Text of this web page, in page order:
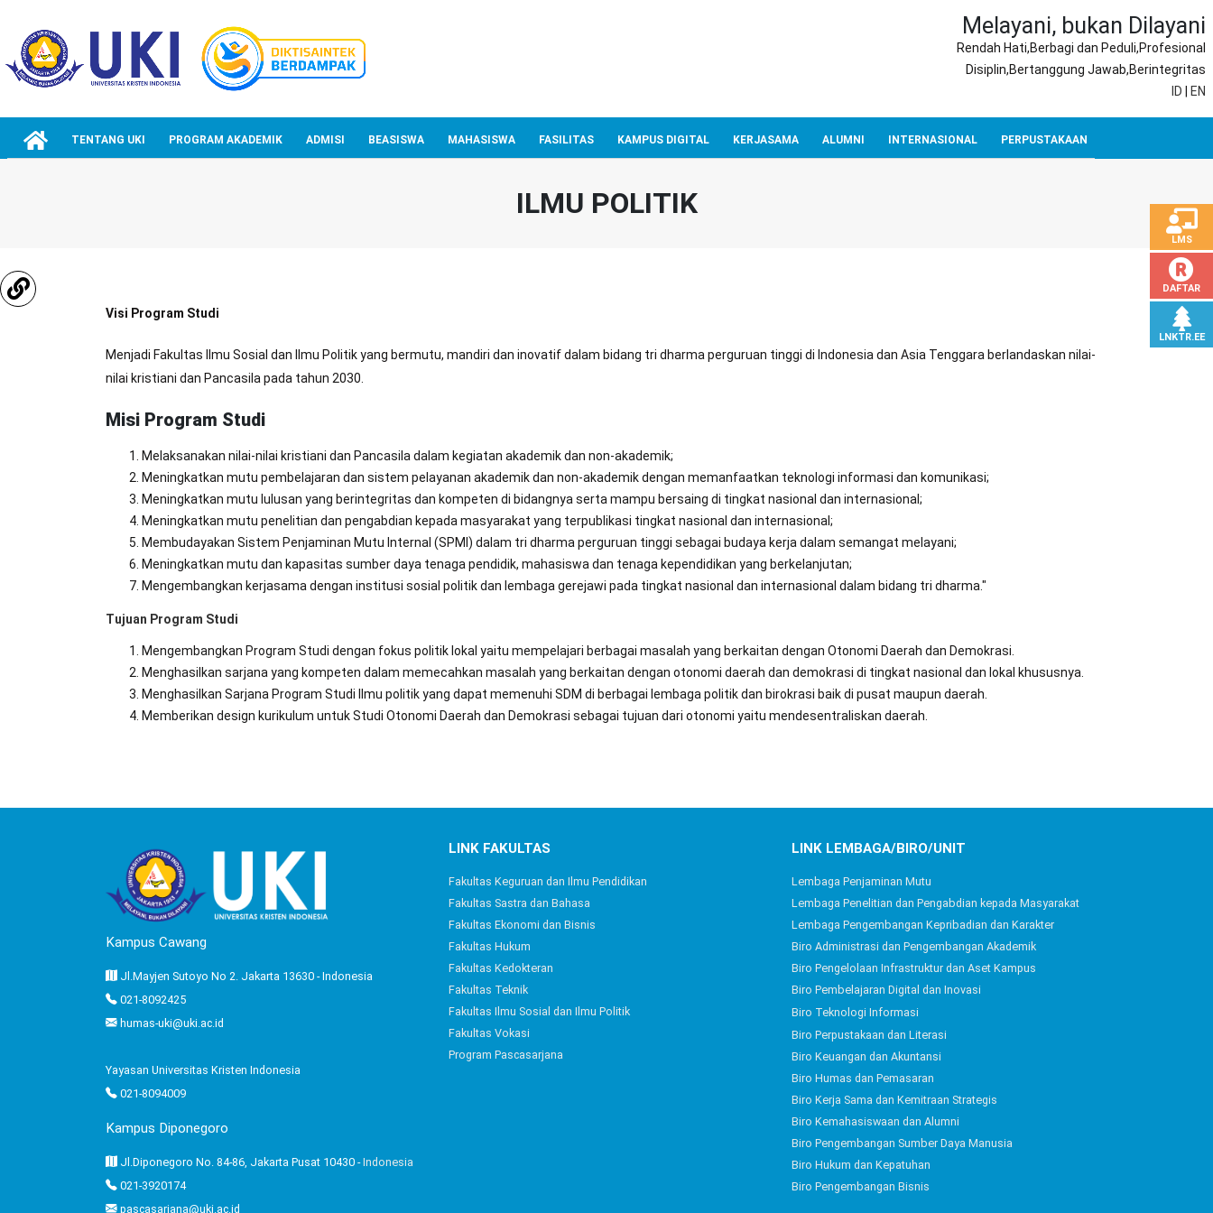
Melayani, bukan Dilayani
Rendah Hati,Berbagi dan Peduli,Profesional
Disiplin,Bertanggung Jawab,Berintegritas
ID
EN
TENTANG UKI PROGRAM AKADEMIK ADMISI BEASISWA MAHASISWA FASILITAS KAMPUS DIGITAL KERJASAMA ALUMNI INTERNASIONAL PERPUSTAKAAN
ILMU POLITIK
Visi Program Studi
Menjadi Fakultas Ilmu Sosial dan Ilmu Politik yang bermutu, mandiri dan inovatif dalam bidang tri dharma perguruan tinggi di Indonesia dan Asia Tenggara berlandaskan nilai-
nilai kristiani dan Pancasila pada tahun 2030.
Misi Program Studi
Melaksanakan nilai-nilai kristiani dan Pancasila dalam kegiatan akademik dan non-akademik;
Meningkatkan mutu pembelajaran dan sistem pelayanan akademik dan non-akademik dengan memanfaatkan teknologi informasi dan komunikasi;
Meningkatkan mutu lulusan yang berintegritas dan kompeten di bidangnya serta mampu bersaing di tingkat nasional dan internasional;
Meningkatkan mutu penelitian dan pengabdian kepada masyarakat yang terpublikasi tingkat nasional dan internasional;
Membudayakan Sistem Penjaminan Mutu Internal (SPMI) dalam tri dharma perguruan tinggi sebagai budaya kerja dalam semangat melayani;
Meningkatkan mutu dan kapasitas sumber daya tenaga pendidik, mahasiswa dan tenaga kependidikan yang berkelanjutan;
Mengembangkan kerjasama dengan institusi sosial politik dan lembaga gerejawi pada tingkat nasional dan internasional dalam bidang tri dharma."
Tujuan Program Studi
Mengembangkan Program Studi dengan fokus politik lokal yaitu mempelajari berbagai masalah yang berkaitan dengan Otonomi Daerah dan Demokrasi.
Menghasilkan sarjana yang kompeten dalam memecahkan masalah yang berkaitan dengan otonomi daerah dan demokrasi di tingkat nasional dan lokal khususnya.
Menghasilkan Sarjana Program Studi Ilmu politik yang dapat memenuhi SDM di berbagai lembaga politik dan birokrasi baik di pusat maupun daerah.
Memberikan design kurikulum untuk Studi Otonomi Daerah dan Demokrasi sebagai tujuan dari otonomi yaitu mendesentraliskan daerah.
Kampus Cawang
Jl.Mayjen Sutoyo No 2. Jakarta 13630 - Indonesia
021-8092425
humas-uki@uki.ac.id
Yayasan Universitas Kristen Indonesia
021-8094009
Kampus Diponegoro
Jl.Diponegoro No. 84-86, Jakarta Pusat 10430 -Indonesia
021-3920174
pascasarjana@uki.ac.id
LINK FAKULTAS
Fakultas Keguruan dan Ilmu Pendidikan
Fakultas Sastra dan Bahasa
Fakultas Ekonomi dan Bisnis
Fakultas Hukum
Fakultas Kedokteran
Fakultas Teknik
Fakultas Ilmu Sosial dan Ilmu Politik
Fakultas Vokasi
Program Pascasarjana
LINK LEMBAGA/BIRO/UNIT
Lembaga Penjaminan Mutu
Lembaga Penelitian dan Pengabdian kepada Masyarakat
Lembaga Pengembangan Kepribadian dan Karakter
Biro Administrasi dan Pengembangan Akademik
Biro Pengelolaan Infrastruktur dan Aset Kampus
Biro Pembelajaran Digital dan Inovasi
Biro Teknologi Informasi
Biro Perpustakaan dan Literasi
Biro Keuangan dan Akuntansi
Biro Humas dan Pemasaran
Biro Kerja Sama dan Kemitraan Strategis
Biro Kemahasiswaan dan Alumni
Biro Pengembangan Sumber Daya Manusia
Biro Hukum dan Kepatuhan
Biro Pengembangan Bisnis
LMS
DAFTAR
LNKTR.EE